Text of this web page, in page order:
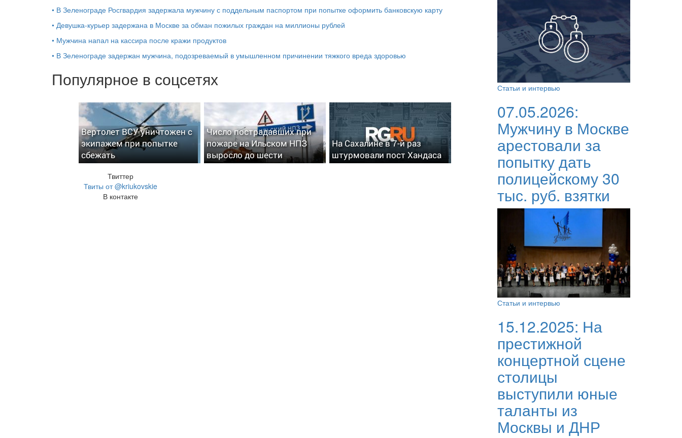
• В Зеленограде Росгвардия задержала мужчину с поддельным паспортом при попытке оформить банковскую карту
• Девушка-курьер задержана в Москве за обман пожилых граждан на миллионы рублей
• Мужчина напал на кассира после кражи продуктов
• В Зеленограде задержан мужчина, подозреваемый в умышленном причинении тяжкого вреда здоровью
Популярное в соцсетях
Вертолет ВСУ уничтожен с
экипажем при попытке
сбежать
Число пострадавших при
пожаре на Ильском НПЗ
выросло до шести
На Сахалине в 7-й раз
штурмовали пост Хандаса
Твиттер
Твиты от @kriukovskie
В контакте
Статьи и интервью
07.05.2026:
Мужчину в Москве
арестовали за
попытку дать
полицейскому 30
тыс. руб. взятки
Статьи и интервью
15.12.2025: На
престижной
концертной сцене
столицы
выступили юные
таланты из
Москвы и ДНР